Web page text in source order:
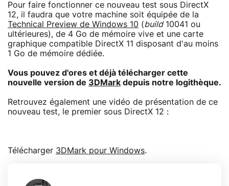
Pour faire fonctionner ce nouveau test sous DirectX
12, il faudra que votre machine soit équipée de la
Technical Preview de Windows 10 (build10041 ou
ultérieures), de 4 Go de mémoire vive et une carte
graphique compatible DirectX 11 disposant d'au moins
1 Go de mémoire dédiée.
Vous pouvez d'ores et déjà télécharger cette
nouvelle version de 3DMark depuis notre logithèque.
Retrouvez également une vidéo de présentation de ce
nouveau test, le premier sous DirectX 12 :
Télécharger 3DMark pour Windows.